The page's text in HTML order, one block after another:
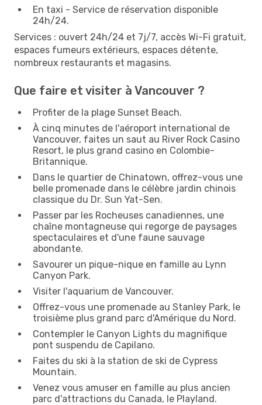
En taxi - Service de réservation disponible
24h/24.
Services : ouvert 24h/24 et 7j/7, accès Wi-Fi gratuit,
espaces fumeurs extérieurs, espaces détente,
nombreux restaurants et magasins.
Que faire et visiter à Vancouver ?
Profiter de la plage Sunset Beach.
À cinq minutes de l'aéroport international de
Vancouver, faites un saut au River Rock Casino
Resort, le plus grand casino en Colombie-
Britannique.
Dans le quartier de Chinatown, offrez-vous une
belle promenade dans le célèbre jardin chinois
classique du Dr. Sun Yat-Sen.
Passer par les Rocheuses canadiennes, une
chaîne montagneuse qui regorge de paysages
spectaculaires et d'une faune sauvage
abondante.
Savourer un pique-nique en famille au Lynn
Canyon Park.
Visiter l'aquarium de Vancouver.
Offrez-vous une promenade au Stanley Park, le
troisième plus grand parc d'Amérique du Nord.
Contempler le Canyon Lights du magnifique
pont suspendu de Capilano.
Faites du ski à la station de ski de Cypress
Mountain.
Venez vous amuser en famille au plus ancien
parc d'attractions du Canada, le Playland.